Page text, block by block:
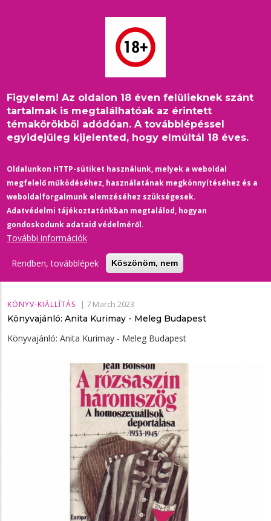
Figyelem! Az oldalon 18 éven felülieknek szánt
tartalmak is megtalálhatóak az érintett
témakörökből adódóan. A továbblépéssel
egyidejűleg kijelented, hogy elmúltál 18 éves.
Oldalunkon HTTP-sütiket használunk, melyek a weboldal
megfelelő működéséhez, használatának megkönnyítéséhez és a
weboldalforgalmunk elemzéséhez szükségesek.
Adatvédelmi tájékoztatónkban megtalálod, hogyan
gondoskodunk adataid védelméről.
További információk
Rendben, továbblépek Köszönöm, nem
Morzsa
Címlap /történelem
KÖNYV-KIÁLLÍTÁS | 7 March 2023
Könyvajánló: Anita Kurimay - Meleg ​Budapest
Könyvajánló: Anita Kurimay - Meleg ​Budapest